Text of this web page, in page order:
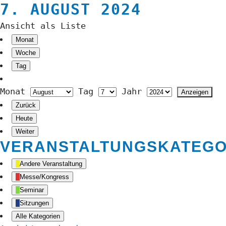
7. AUGUST 2024
Ansicht als Liste
Monat
Woche
Tag
Monat Tag Jahr
Zurück
Heute
Weiter
Andere Veranstaltung
Messe/Kongress
Seminar
Sitzungen
Alle Kategorien